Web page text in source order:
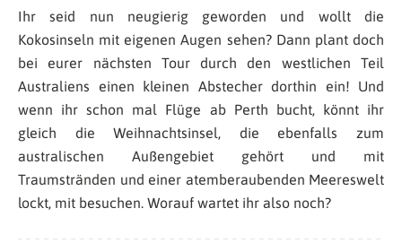
Ihr seid nun neugierig geworden und wollt die
Kokosinseln mit eigenen Augen sehen? Dann plant doch
bei eurer nächsten Tour durch den westlichen Teil
Australiens einen kleinen Abstecher dorthin ein! Und
wenn ihr schon mal Flüge ab Perth bucht, könnt ihr
gleich die Weihnachtsinsel, die ebenfalls zum
australischen Außengebiet gehört und mit
Traumstränden und einer atemberaubenden Meereswelt
lockt, mit besuchen. Worauf wartet ihr also noch?